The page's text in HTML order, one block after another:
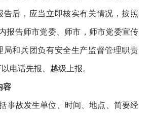
告后，应当立即核实有关情况，按照
报告师市党委、师市，师市党委宣传
局和兵团负有安全生产监督管理职责
电话先报、越级上报。
容
事故发生单位、时间、地点、简要经